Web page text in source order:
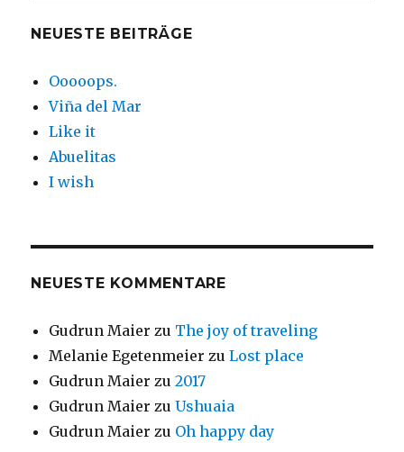
NEUESTE BEITRÄGE
Ooooops.
Viña del Mar
Like it
Abuelitas
I wish
NEUESTE KOMMENTARE
Gudrun Maier zu The joy of traveling
Melanie Egetenmeier zuLost place
Gudrun Maier zu2017
Gudrun Maier zuUshuaia
Gudrun Maier zu Oh happy day